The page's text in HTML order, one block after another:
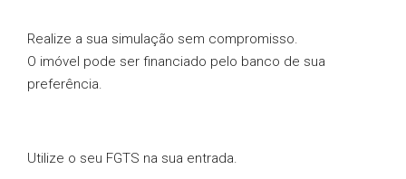
Realize a sua simulação sem compromisso.
O imóvel pode ser financiado pelo banco de sua
preferência.
Utilize o seu FGTS na sua entrada.